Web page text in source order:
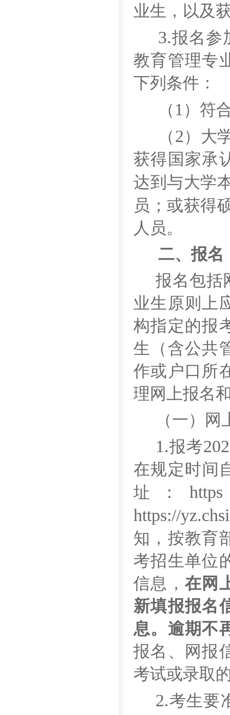
业生，以及
3.报名参
教育管理专
下列条件：
（ 1 ）符
（ 2 ）大
获得国家承
达到与大学
员；或获得
人员。
二、报名
报名包括
业生原则上
构指定的报
生（含公共
作或户口所
理网上报名
（一）网
1.报考
在规定时间
址： https
https://
知，按教育
考招生单位
信息， 在网
新填报报名
息。逾期不
报名、网报
考试或录取
2.考生要